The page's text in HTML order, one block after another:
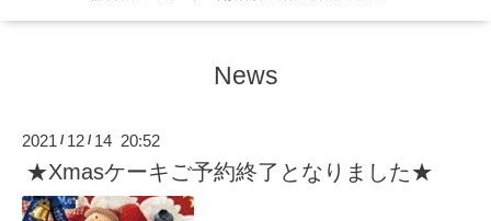
News
2021 / 12 / 14 20:52
★Xmasケーキご予約終了となりました★